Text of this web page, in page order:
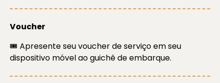
Voucher
🎟️ Apresente seu voucher de serviço em seu
dispositivo móvel ao guichê de embarque.